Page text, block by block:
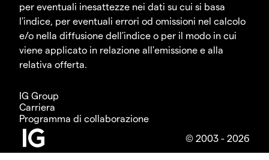
per eventuali inesattezze nei dati su cui si basa
l'indice, per eventuali errori od omissioni nel calcolo
e/o nella diffusione dell'indice o per il modo in cui
viene applicato in relazione all'emissione e alla
relativa offerta.
IG Group
Carriera
Programma di collaborazione
© 2003 - 2026